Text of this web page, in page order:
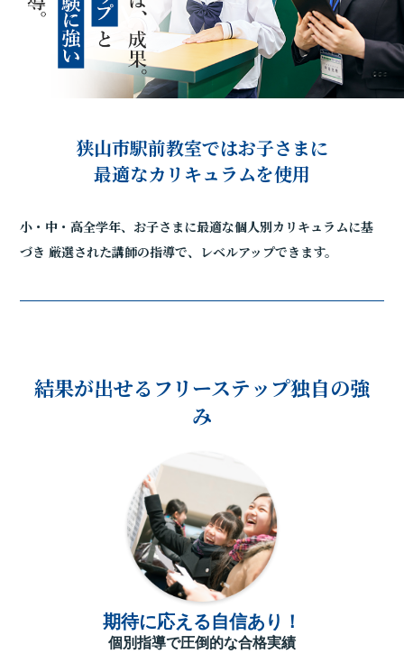
狭山市駅前教室ではお子さまに
最適なカリキュラムを使用
小・中・高全学年、お子さまに最適な個人別カリキュラムに基
づき 厳選された講師の指導で、レベルアップできます。
結果が出せるフリーステップ独自の強
み
期待に応える自信あり！
個別指導で圧倒的な合格実績